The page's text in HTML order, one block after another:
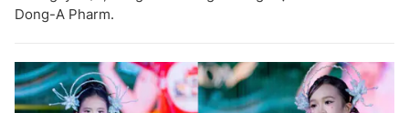
Dong-A Pharm.